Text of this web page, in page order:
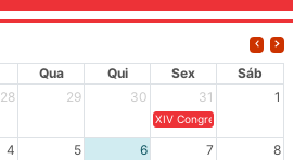
Qua Qui Sex
Sáb
28 29 30 31 1
XIV Congresso Brasileiro
4 5 6 7 8